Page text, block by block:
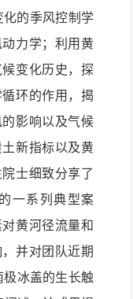
的季风控制学
力学；利用黄
变化历史，探
环的作用，揭
影响以及气候
新指标以及黄
士细致分享了
一系列典型案
黄河径流量和
并对团队近期
极冰盖的生长触